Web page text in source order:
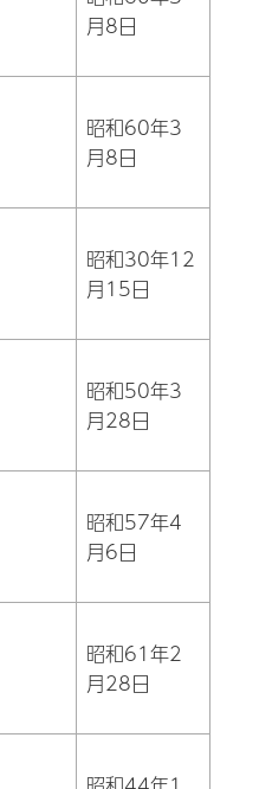
月8日
昭和60年3
月8日
昭和30年12
月15日
昭和50年3
月28日
昭和57年4
月6日
昭和61年2
月28日